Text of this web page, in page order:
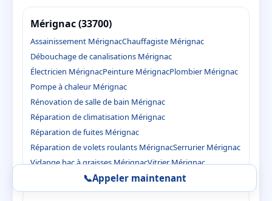
Mérignac (33700)
Assainissement MérignacChauffagiste Mérignac
Débouchage de canalisations Mérignac
Électricien MérignacPeinture MérignacPlombier Mérignac
Pompe à chaleur Mérignac
Rénovation de salle de bain Mérignac
Réparation de climatisation Mérignac
Réparation de fuites Mérignac
Réparation de volets roulants MérignacSerrurier Mérignac
Vidange bac à graisses MérignacVitrier Mérignac
📞Appeler maintenant